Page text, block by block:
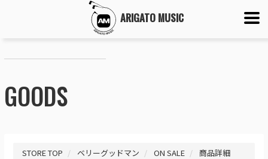
ARIGATO MUSIC
GOODS
STORE TOP ベリーグッドマン ON SALE 商品詳細